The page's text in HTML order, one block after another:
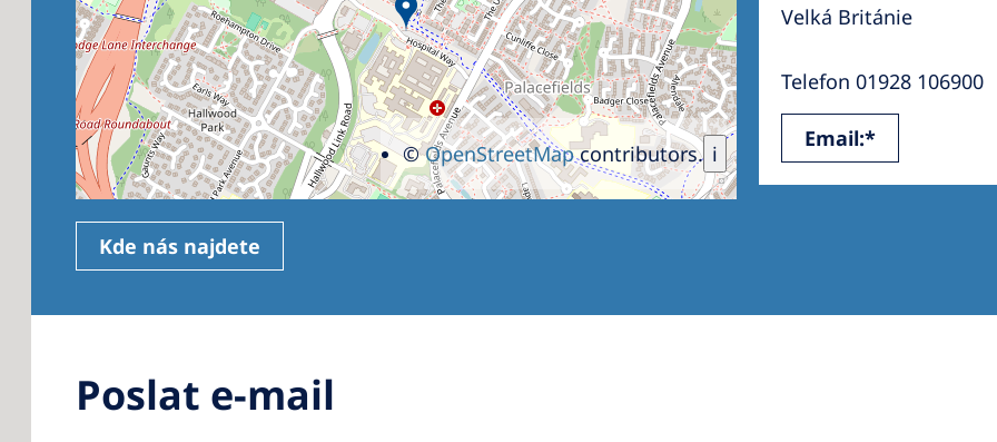
Asia Pacific
Asia Pacific
Australia
Philippines
i
©OpenStreetMapcontributors.
Kde nás najdete
Velká Británie
Telefon 01928 106900
Email:*
Poslat e-mail